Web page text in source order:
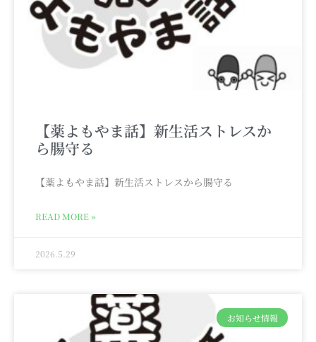
【薬よもやま話】新生活ストレスか
ら腸守る
【薬よもやま話】新生活ストレスから腸守る
READ MORE »
2026.5.29
お知らせ情報